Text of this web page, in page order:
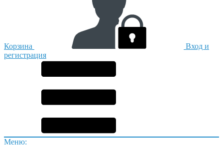
Корзина
Вход и
регистрация
Меню: